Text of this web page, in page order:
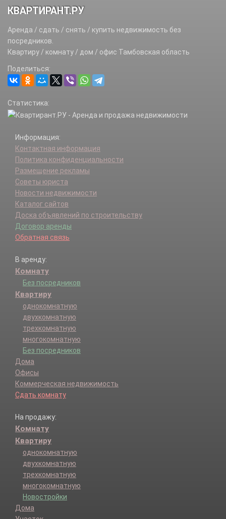
Мичуринский р-н.
Мордовский р-н.
Моршанск г.
Моршанский р-н.
Мучкапский р-н.
Первомайский р-н.
Петровский р-н.
Рассказово г.
Рассказовский р-н.
Сампурский р-н.
Сосновский р-н.
Староюрьевский р-н.
Тамбов г.
Тамбовский р-н.
Токаревский р-н.
Уварово г.
Уваровский р-н.
Уметский р-н.
КВАРТИРАНТ.РУ
Аренда / сдать / снять / купить недвижимость без
посредников.
Квартиру / комнату / дом / офис Тамбовская область
Поделиться:
Статистика:
Информация:
Контактная информация
Политика конфиденциальности
Размещение рекламы
Советы юриста
Новости недвижимости
Каталог сайтов
Доска объявлений по строительству
Договор аренды
Обратная связь
В аренду:
Комнату
Без посредников
Квартиру
однокомнатную
двухкомнатную
трехкомнатную
многокомнатную
Без посредников
Дома
Офисы
Коммерческая недвижимость
Сдать комнату
На продажу:
Комнату
Квартиру
однокомнатную
двухкомнатную
трехкомнатную
многокомнатную
Новостройки
Дома